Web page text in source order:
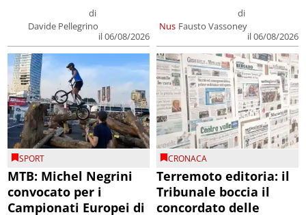
di
Davide Pellegrino
il 06/08/2026
Nus
di
Fausto Vassoney
il 06/08/2026
SPORT
MTB: Michel Negrini
convocato per i
Campionati Europei di
CRONACA
Terremoto editoria: il
Tribunale boccia il
concordato delle